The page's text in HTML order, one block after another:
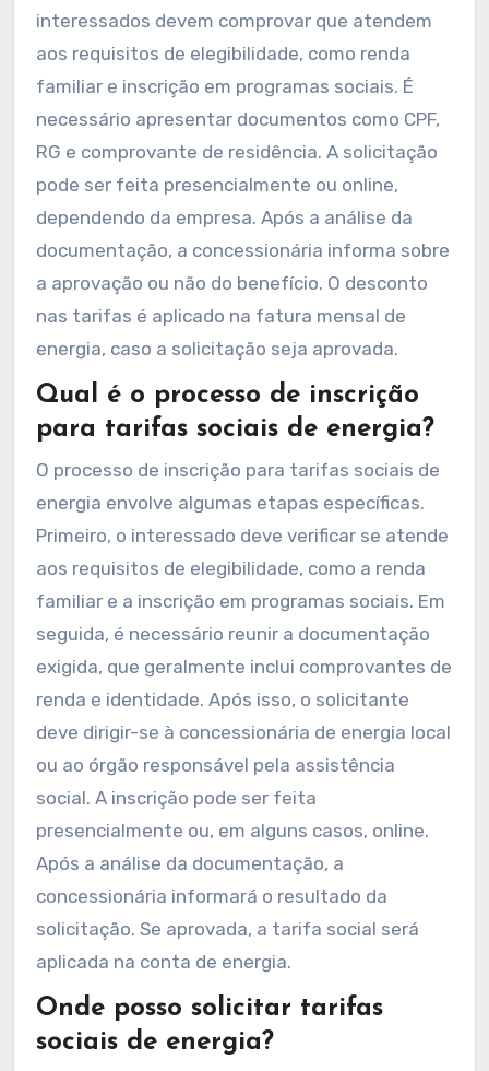
interessados devem comprovar que atendem
aos requisitos de elegibilidade, como renda
familiar e inscrição em programas sociais. É
necessário apresentar documentos como CPF,
RG e comprovante de residência. A solicitação
pode ser feita presencialmente ou online,
dependendo da empresa. Após a análise da
documentação, a concessionária informa sobre
a aprovação ou não do benefício. O desconto
nas tarifas é aplicado na fatura mensal de
energia, caso a solicitação seja aprovada.
Qual é o processo de inscrição
para tarifas sociais de energia?
O processo de inscrição para tarifas sociais de
energia envolve algumas etapas específicas.
Primeiro, o interessado deve verificar se atende
aos requisitos de elegibilidade, como a renda
familiar e a inscrição em programas sociais. Em
seguida, é necessário reunir a documentação
exigida, que geralmente inclui comprovantes de
renda e identidade. Após isso, o solicitante
deve dirigir-se à concessionária de energia local
ou ao órgão responsável pela assistência
social. A inscrição pode ser feita
presencialmente ou, em alguns casos, online.
Após a análise da documentação, a
concessionária informará o resultado da
solicitação. Se aprovada, a tarifa social será
aplicada na conta de energia.
Onde posso solicitar tarifas
sociais de energia?